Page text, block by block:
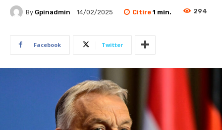
By Gpinadmin 14/02/2025 Citire 1 min. 294
Facebook Twitter